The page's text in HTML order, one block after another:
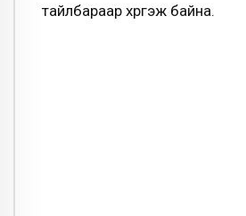
тайлбараар хүргэж байна.